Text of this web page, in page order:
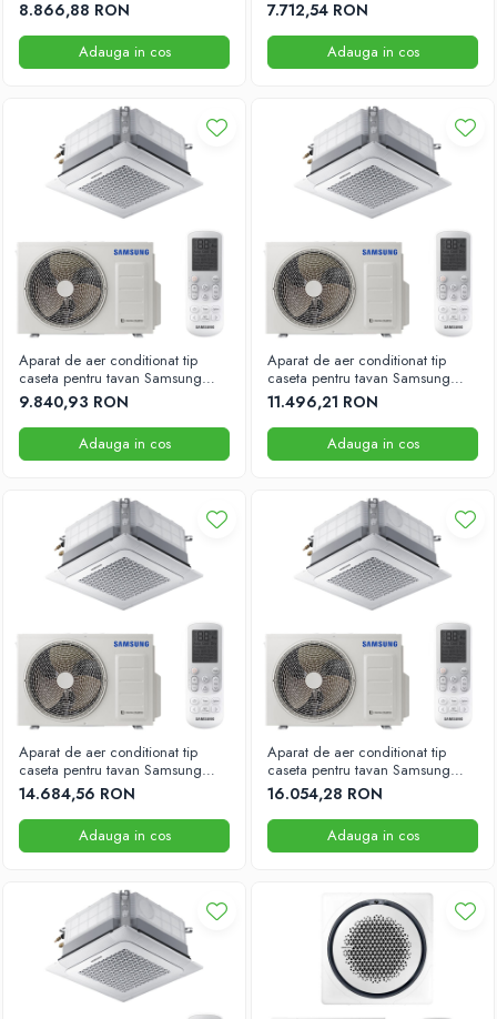
8.866,88 RON
Adauga in cos
7.712,54 RON
Adauga in cos
Aparat de aer conditionat tip
caseta pentru tavan Samsung
18000 BTU 840mm x 840mm
9.840,93 RON
Adauga in cos
Aparat de aer conditionat tip
caseta pentru tavan Samsung
24000 BTU 840mm x 840mm
11.496,21 RON
Adauga in cos
Aparat de aer conditionat tip
caseta pentru tavan Samsung
34000 BTU 840mm x 840mm
14.684,56 RON
Adauga in cos
Aparat de aer conditionat tip
caseta pentru tavan Samsung
41000 BTU 840mm x 840mm
16.054,28 RON
Adauga in cos